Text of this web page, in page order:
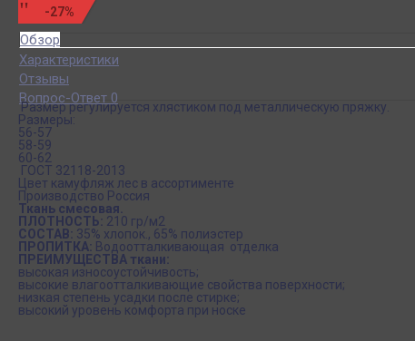
-27%
Обзор
Характеристики
Отзывы
Вопрос-Ответ 0
Размер регулируется хлястиком под металлическую пряжку.
Размеры:
56-57
58-59
60-62
ГОСТ 32118-2013
Цвет камуфляж лес в ассортименте
Производство Россия
Ткань смесовая.
ПЛОТНОСТЬ: 210 гр/м2
СОСТАВ: 35% хлопок., 65% полиэстер
ПРОПИТКА: Водоотталкивающая отделка
ПРЕИМУЩЕСТВА ткани:
высокая износоустойчивость;
высокие влагоотталкивающие свойства поверхности;
низкая степень усадки после стирке;
высокий уровень комфорта при носке